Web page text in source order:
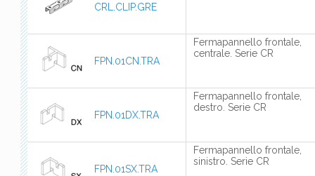
CRL.CLIP.GRE
FPN.01CN.TRA
Fermapannello frontale,
centrale. Serie CR
FPN.01DX.TRA
Fermapannello frontale,
destro. Serie CR
FPN.01SX.TRA
Fermapannello frontale,
sinistro. Serie CR